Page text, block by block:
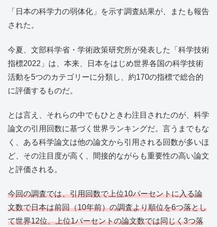
「日本の科学力の弱体化」を示す調査結果が、またも報告
された。
今夏、文部科学省・学術政策研究所が発表した「科学技術
指標2022」は、本来、日本をはじめ世界各国の科学技術
活動を5つのカテゴリーに分類し、約170の指標で総合的
に評価するものだ。
とは言え、それらの中でもひときわ注目されたのが、科学
論文の引用回数に基づく世界ランキングだ。言うまでもな
く、ある科学論文は他の論文から引用される回数が多いほ
ど、その注目度が高く、間接的ながらも重要性の高い論文
と評価される。
今回の調査では、引用回数で上位10パーセントに入る論
文数で日本は前回（10年前）の調査より順位を6つ落とし
て世界12位、上位1パーセントの論文数では同じく3つ落